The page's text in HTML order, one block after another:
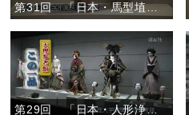
第31回 「日本・馬型埴輪」
第29回 「日本・人形浄瑠璃芝居の人形」